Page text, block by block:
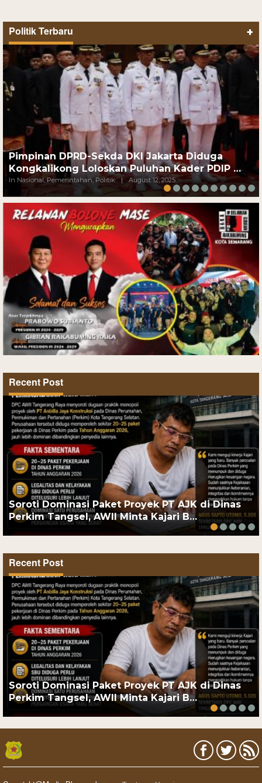
Politik Terbaru +
Pimpinan DPRD-Sekda DKI Jakarta Diduga
Kongkalikong Loloskan Puluhan Kader PDIP …
In Nasional, Pemerintahan, Politik | August 12, 2025
Recent Post
Soroti Dominasi Paket Proyek PT AJK di Dinas
Perkim Tangsel, AWII Minta Kajari B…
Recent Post
Soroti Dominasi Paket Proyek PT AJK di Dinas
Perkim Tangsel, AWII Minta Kajari B…